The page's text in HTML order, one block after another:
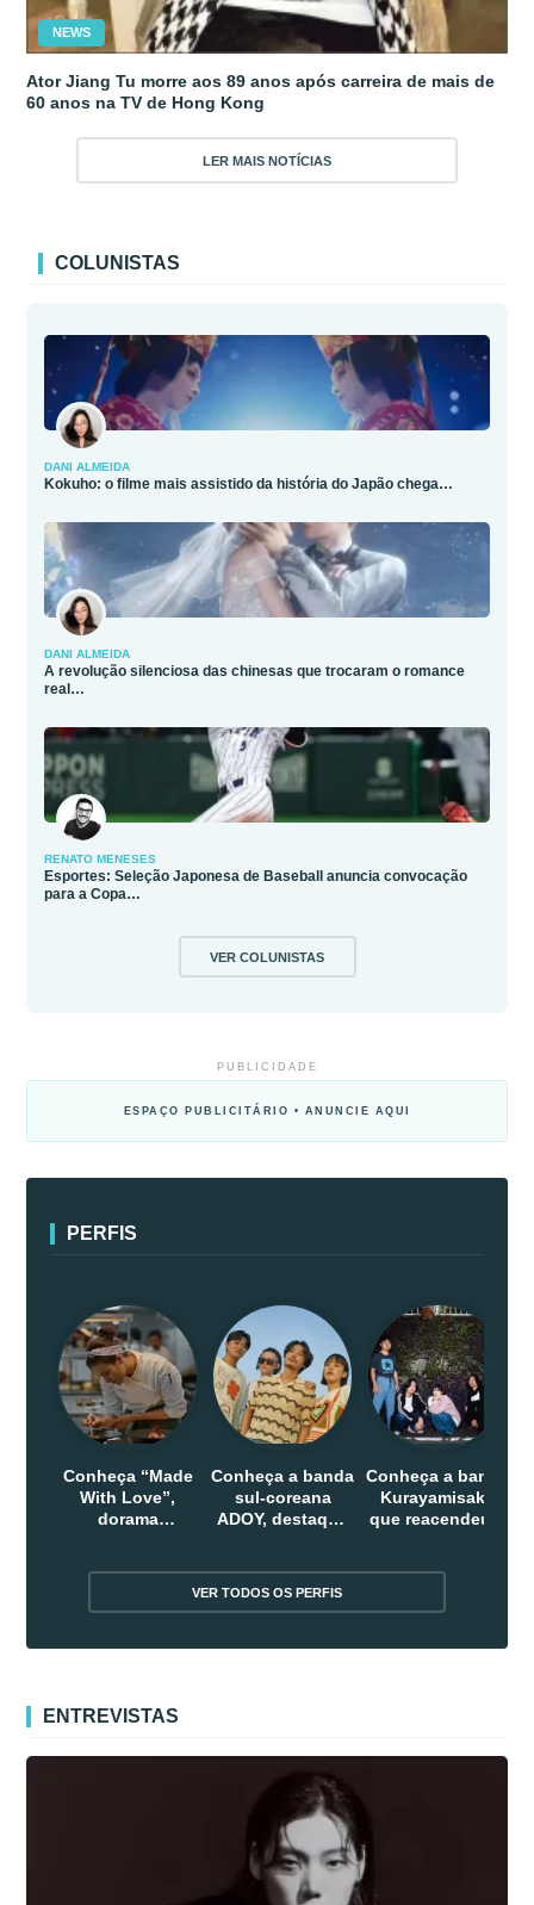
NEWS
Ator Jiang Tu morre aos 89 anos após carreira de mais de
60 anos na TV de Hong Kong
LER MAIS NOTÍCIAS
COLUNISTAS
DANI ALMEIDA
Kokuho: o filme mais assistido da história do Japão chega…
DANI ALMEIDA
A revolução silenciosa das chinesas que trocaram o romance
real…
RENATO MENESES
Esportes: Seleção Japonesa de Baseball anuncia convocação
para a Copa…
VER COLUNISTAS
PUBLICIDADE
ESPAÇO PUBLICITÁRIO • ANUNCIE AQUI
PERFIS
Conheça “Made
With Love”,
dorama
Conheça a banda
sul-coreana
ADOY, destaque
Conheça a banda
Kurayamisaka
que reacendeu o
VER TODOS OS PERFIS
ENTREVISTAS